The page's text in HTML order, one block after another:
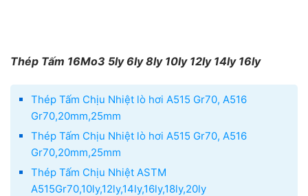
Thép Tấm 16Mo3 5ly 6ly 8ly 10ly 12ly 14ly 16ly
Thép Tấm Chịu Nhiệt lò hơi A515 Gr70, A516
Gr70,20mm,25mm
Thép Tấm Chịu Nhiệt lò hơi A515 Gr70, A516
Gr70,20mm,25mm
Thép Tấm Chịu Nhiệt ASTM
A515Gr70,10ly,12ly,14ly,16ly,18ly,20ly